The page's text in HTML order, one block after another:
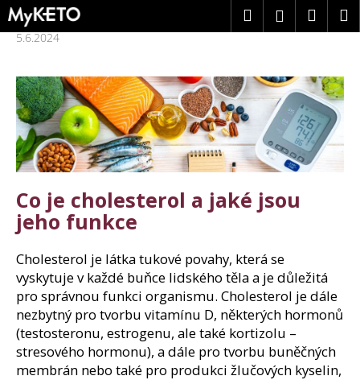
Přejít
na
obsah
HledatPřihlášení
5.6.2024
Co je cholesterol a jaké jsou
jeho funkce
Cholesterol je látka tukové povahy, která se
vyskytuje v každé buňce lidského těla a je důležitá
pro správnou funkci organismu. Cholesterol je dále
nezbytný pro tvorbu vitamínu D, některých hormonů
(testosteronu, estrogenu, ale také kortizolu –
stresového hormonu), a dále pro tvorbu buněčných
membrán nebo také pro produkci žlučových kyselin,
K
o
Zpět
Zpět
C
o
p
o
t
ř
e
b
u
j
e
t
e
n
a
j